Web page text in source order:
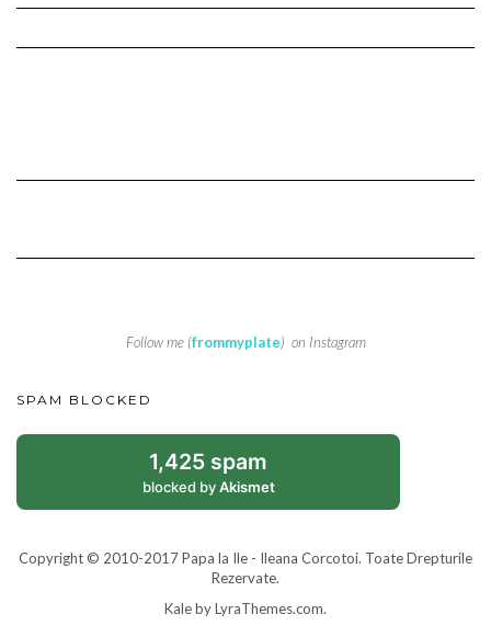
Follow me (frommyplate) on Instagram
SPAM BLOCKED
1,425 spam
blocked byAkismet
Copyright © 2010-2017 Papa la Ile - Ileana Corcotoi. Toate Drepturile
Rezervate.
Kaleby LyraThemes.com.